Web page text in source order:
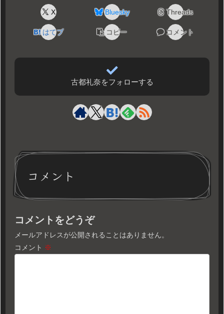
X Bluesky Threads
はてブ コピー コメント
古都礼奈をフォローする
コメント
コメントをどうぞ
メールアドレスが公開されることはありません。
コメント ※